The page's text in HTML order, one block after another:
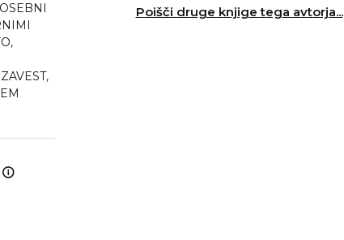
,
,
Poišči druge knjige tega avtorja...